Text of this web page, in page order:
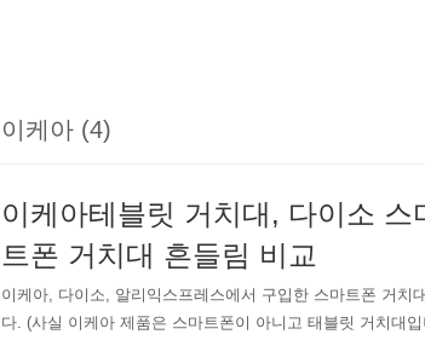
이케아 (4)
이케아테블릿 거치대, 다이소
트폰 거치대 흔들림 비교
이케아, 다이소, 알리익스프레스에서 구입한 스마트폰 거치
다. (사실 이케아 제품은 스마트폰이 아니고 태블릿 거치대